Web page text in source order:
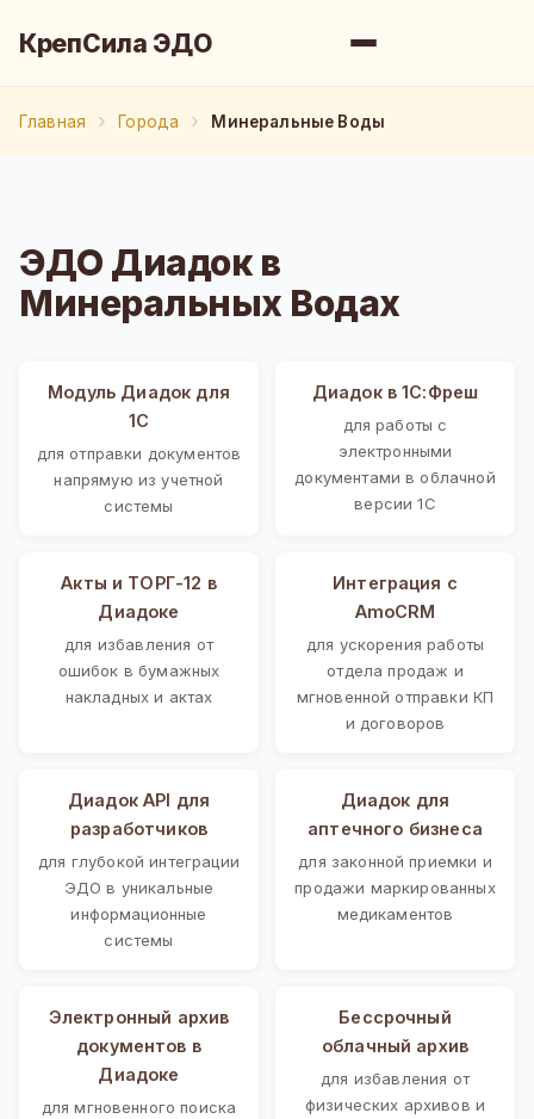
КрепСила ЭДО
Главная Города Минеральные Воды
ЭДО Диадок в
Минеральных Водах
Модуль Диадок для
1С
для отправки документов
напрямую из учетной
системы
Диадок в 1С:Фреш
для работы с
электронными
документами в облачной
версии 1С
Акты и ТОРГ-12 в
Диадоке
для избавления от
ошибок в бумажных
накладных и актах
Интеграция с
AmoCRM
для ускорения работы
отдела продаж и
мгновенной отправки КП
и договоров
Диадок API для
разработчиков
для глубокой интеграции
ЭДО в уникальные
информационные
системы
Диадок для
аптечного бизнеса
для законной приемки и
продажи маркированных
медикаментов
Электронный архив
документов в
Диадоке
для мгновенного поиска
Бессрочный
облачный архив
для избавления от
физических архивов и